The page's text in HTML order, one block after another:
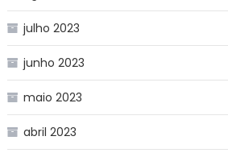
julho 2023
junho 2023
maio 2023
abril 2023